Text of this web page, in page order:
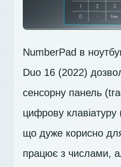
NumberPad в
Duo 16 (2022)
сенсорну панель
цифрову
що дуже корисно
працює з числами,